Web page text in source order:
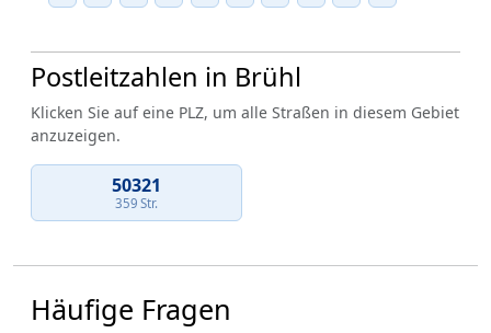
Postleitzahlen in Brühl
Klicken Sie auf eine PLZ, um alle Straßen in diesem Gebiet
anzuzeigen.
50321
359 Str.
Häufige Fragen